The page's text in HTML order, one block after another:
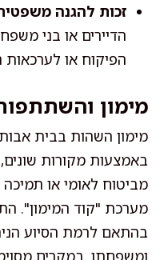
זכות להגנה
הדיירים או בני
הפיקוח או
מימון
מימון השהות בבית
באמצעות מקורות שונים,
מביטוח לאומי או
מערכת "קוד המימון".
בהתאם לרמת הסיוע
ומשפחתו. במקרים